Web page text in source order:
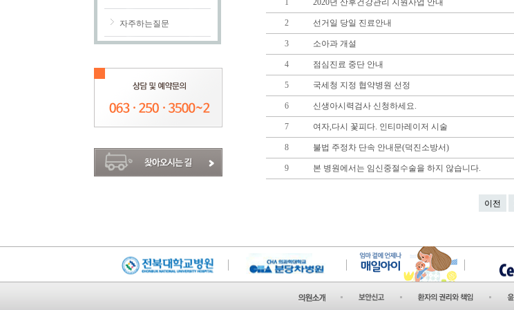
자주하는질문
1 2020년 산후건강관리 지원사업 안내
2 선거일 당일 진료안내
3 소아과 개설
4 점심진료 중단 안내
5 국세청 지정 협약병원 선정
6 신생아시력검사 신청하세요.
7 여자,다시 꽃피다. 인티마레이저 시술
8 불법 주정차 단속 안내문(덕진소방서)
9 본 병원에서는 임신중절수술을 하지 않습니다.
이전